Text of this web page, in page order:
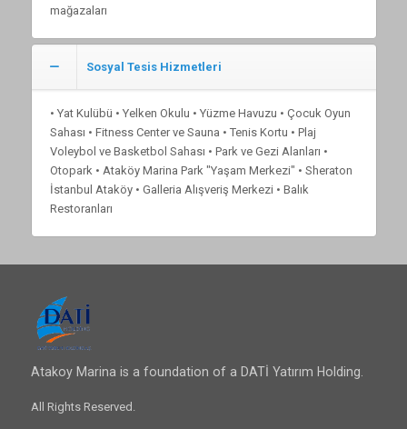
mağazaları
Sosyal Tesis Hizmetleri
• Yat Kulübü • Yelken Okulu • Yüzme Havuzu • Çocuk Oyun
Sahası • Fitness Center ve Sauna • Tenis Kortu • Plaj
Voleybol ve Basketbol Sahası • Park ve Gezi Alanları •
Otopark • Ataköy Marina Park "Yaşam Merkezi" • Sheraton
İstanbul Ataköy • Galleria Alışveriş Merkezi • Balık
Restoranları
Atakoy Marina is a foundation of a DATİ Yatırım Holding.
All Rights Reserved.